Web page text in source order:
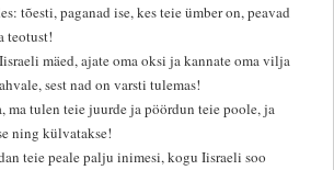
tõesti, paganad ise, kes teie ümber on, peavad
teotust!
mäed, ajate oma oksi ja kannate oma vilja
sest nad on varsti tulemas!
ma tulen teie juurde ja pöördun teie poole, ja
ning külvatakse!
teie peale palju inimesi, kogu Iisraeli soo